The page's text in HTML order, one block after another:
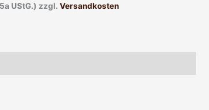
UStG.) zzgl. Versandkosten